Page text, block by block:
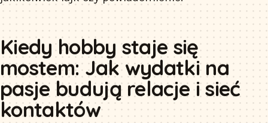
Kiedy hobby staje się
mostem: Jak wydatki na
pasje budują relacje i sieć
kontaktów